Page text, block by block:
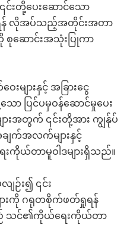
င်းတို့ပေးဆောင်သော
ရန် လိုအပ်သည့်အတိုင်းအတာ
ဆောင်းအသုံးပြုကာ
များနှင့် အခြားငွေ
ာ ပြင်ပမှဝန်ဆောင်မှုပေး
းအတွက် ၎င်းတို့အား ကျွန်ုပ်
က်အလက်များနှင့်
တာမူဝါဒများရှိသည်။
ျဉ်း၍ ၎င်း
းကို ဂရုတစိုက်ဖတ်ရှုရန်
သင်၏ကိုယ်ရေးကိုယ်တာ